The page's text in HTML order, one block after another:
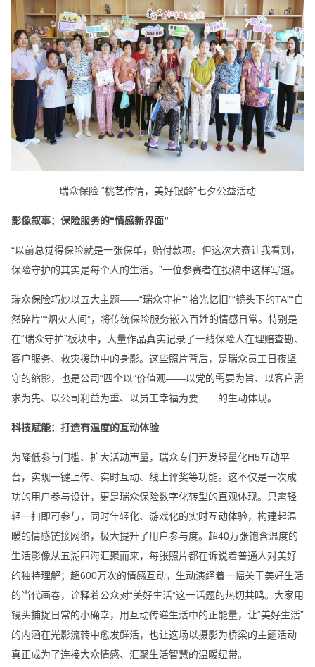
瑞众保险 “桃艺传情，美好银龄”七夕公益活动
影像叙事：保险服务的“情感新界面”
“以前总觉得保险就是一张保单，赔付款项。但这次大赛让我看到，
保险守护的其实是每个人的生活。”一位参赛者在投稿中这样写道。
瑞众保险巧妙以五大主题——“瑞众守护”“拾光忆旧”“镜头下的TA”“自
然碎片”“烟火人间”，将传统保险服务嵌入百姓的情感日常。特别是
在“瑞众守护”板块中，大量作品真实记录了一线保险人在理赔查勘、
客户服务、救灾援助中的身影。这些照片背后，是瑞众员工日夜坚
守的缩影，也是公司“四个以”价值观——以党的需要为旨、以客户需
求为先、以公司利益为重、以员工幸福为要——的生动体现。
科技赋能：打造有温度的互动体验
为降低参与门槛、扩大活动声量，瑞众专门开发轻量化H5互动平
台，实现一键上传、实时互动、线上评奖等功能。这不仅是一次成
功的用户参与设计，更是瑞众保险数字化转型的直观体现。只需轻
轻一扫即可参与，同时年轻化、游戏化的实时互动体验，构建起温
暖的情感链接网络，极大提升了用户参与度。超40万张饱含温度的
生活影像从五湖四海汇聚而来，每张照片都在诉说着普通人对美好
的独特理解；超600万次的情感互动，生动演绎着一幅关于美好生活
的当代画卷，诠释着公众对“美好生活”这一话题的热切共鸣。大家用
镜头捕捉日常的小确幸，用互动传递生活中的正能量，让“美好生活”
的内涵在光影流转中愈发鲜活，也让这场以摄影为桥梁的主题活动
真正成为了连接大众情感、汇聚生活智慧的温暖纽带。